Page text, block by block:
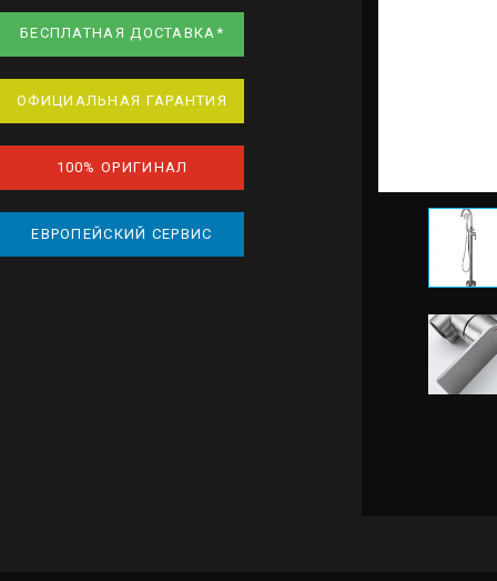
БЕСПЛАТНАЯ ДОСТАВКА*
ОФИЦИАЛЬНАЯ ГАРАНТИЯ
100% ОРИГИНАЛ
ЕВРОПЕЙСКИЙ СЕРВИС